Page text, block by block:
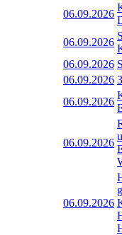
06.09.2026
06.09.2026
06.09.2026
06.09.2026
06.09.2026
06.09.2026
06.09.2026